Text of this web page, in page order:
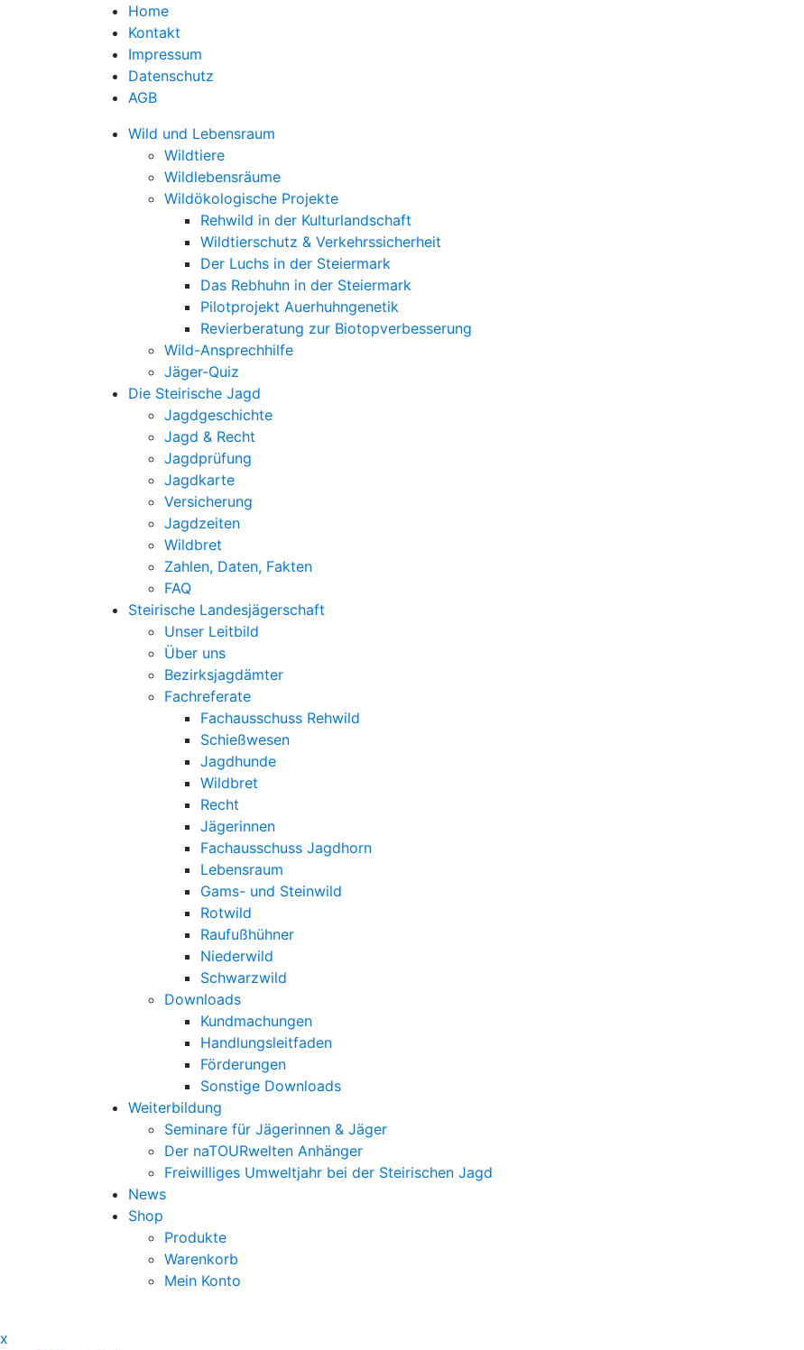
Home
Kontakt
Impressum
Datenschutz
AGB
Wild und Lebensraum
Wildtiere
Wildlebensräume
Wildökologische Projekte
Rehwild in der Kulturlandschaft
Wildtierschutz & Verkehrssicherheit
Der Luchs in der Steiermark
Das Rebhuhn in der Steiermark
Pilotprojekt Auerhuhngenetik
Revierberatung zur Biotopverbesserung
Wild-Ansprechhilfe
Jäger-Quiz
Die Steirische Jagd
Jagdgeschichte
Jagd & Recht
Jagdprüfung
Jagdkarte
Versicherung
Jagdzeiten
Wildbret
Zahlen, Daten, Fakten
FAQ
Steirische Landesjägerschaft
Unser Leitbild
Über uns
Bezirksjagdämter
Fachreferate
Fachausschuss Rehwild
Schießwesen
Jagdhunde
Wildbret
Recht
Jägerinnen
Fachausschuss Jagdhorn
Lebensraum
Gams- und Steinwild
Rotwild
Raufußhühner
Niederwild
Schwarzwild
Downloads
Kundmachungen
Handlungsleitfaden
Förderungen
Sonstige Downloads
Weiterbildung
Seminare für Jägerinnen & Jäger
Der naTOURwelten Anhänger
Freiwilliges Umweltjahr bei der Steirischen Jagd
News
Shop
Produkte
Warenkorb
Mein Konto
x